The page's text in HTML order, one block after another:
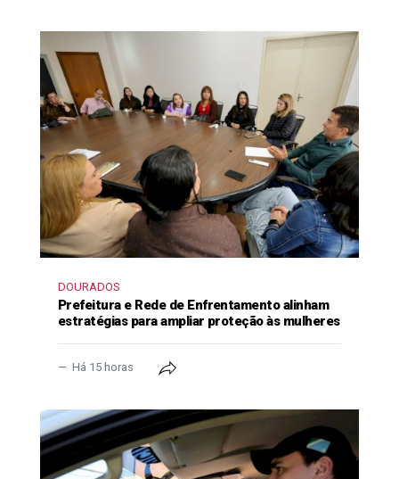
DOURADOS
Prefeitura e Rede de Enfrentamento alinham
estratégias para ampliar proteção às mulheres
Há 15 horas